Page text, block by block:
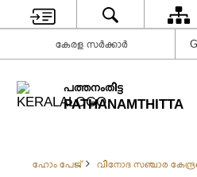
കേരള സർക്കാർ
പത്തനംതിട്ട
PATHANAMTHITTA
ഹോം പേജ് വിനോദ സഞ്ചാര